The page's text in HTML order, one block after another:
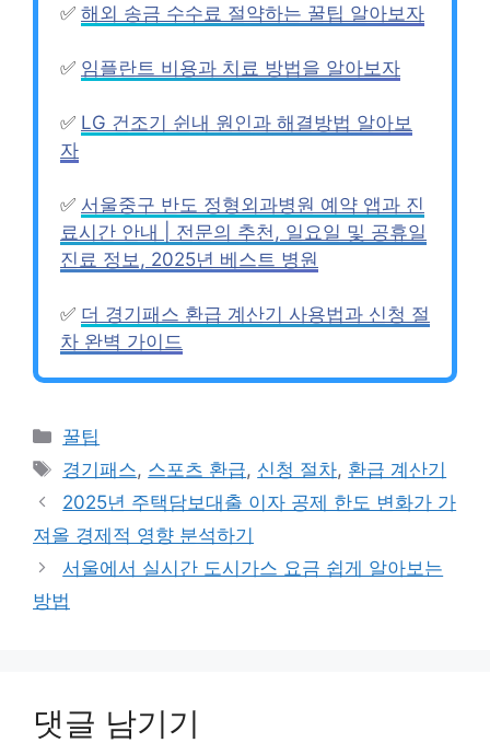
✅ 해외 송금 수수료 절약하는 꿀팁 알아보자
✅ 임플란트 비용과 치료 방법을 알아보자
✅ LG 건조기 쉰내 원인과 해결방법 알아보
자
✅ 서울중구 반도 정형외과병원 예약 앱과 진
료시간 안내 | 전문의 추천, 일요일 및 공휴일
진료 정보, 2025년 베스트 병원
✅ 더 경기패스 환급 계산기 사용법과 신청 절
차 완벽 가이드
카
테
고
리
꿀팁
태
그
경기패스, 스포츠 환급, 신청 절차, 환급 계산기
2025년 주택담보대출 이자 공제 한도 변화가 가
져올 경제적 영향 분석하기
서울에서 실시간 도시가스 요금 쉽게 알아보는
방법
댓글 남기기